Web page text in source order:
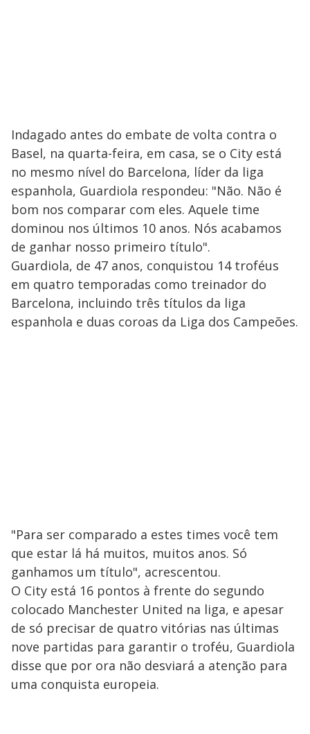
Indagado antes do embate de volta contra o
Basel, na quarta-feira, em casa, se o City está
no mesmo nível do Barcelona, líder da liga
espanhola, Guardiola respondeu: "Não. Não é
bom nos comparar com eles. Aquele time
dominou nos últimos 10 anos. Nós acabamos
de ganhar nosso primeiro título".
Guardiola, de 47 anos, conquistou 14 troféus
em quatro temporadas como treinador do
Barcelona, incluindo três títulos da liga
espanhola e duas coroas da Liga dos Campeões.
"Para ser comparado a estes times você tem
que estar lá há muitos, muitos anos. Só
ganhamos um título", acrescentou.
O City está 16 pontos à frente do segundo
colocado Manchester United na liga, e apesar
de só precisar de quatro vitórias nas últimas
nove partidas para garantir o troféu, Guardiola
disse que por ora não desviará a atenção para
uma conquista europeia.